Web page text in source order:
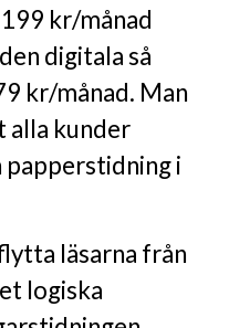
kr/månad
digitala så
kr/månad. Man
alla kunder
papperstidning i
läsarna från
logiska